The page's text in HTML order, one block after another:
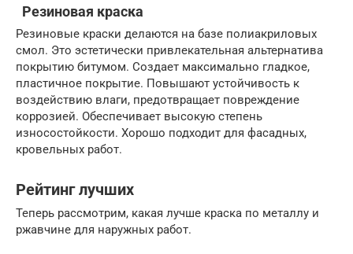
Резиновая краска
Резиновые краски делаются на базе полиакриловых
смол. Это эстетически привлекательная альтернатива
покрытию битумом. Создает максимально гладкое,
пластичное покрытие. Повышают устойчивость к
воздействию влаги, предотвращает повреждение
коррозией. Обеспечивает высокую степень
износостойкости. Хорошо подходит для фасадных,
кровельных работ.
Рейтинг лучших
Теперь рассмотрим, какая лучше краска по металлу и
ржавчине для наружных работ.